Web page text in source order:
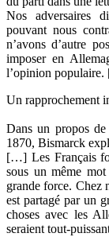
Nos adversaires
pouvant nous
n’avons d’autre
imposer en
l’opinion populaire.
Un rapprochement
Dans un propos
1870, Bismarck
[…] Les Français
sous un même
grande force. Chez
est partagé par un
choses avec les
seraient tout-